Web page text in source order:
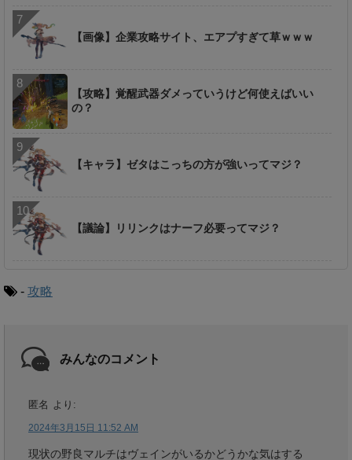
【画像】企業攻略サイト、エアプすぎて草ｗｗｗ
【攻略】覚醒武器ダメっていうけど何使えばいい
の？
【キャラ】ゼタはこっちの方が強いってマジ？
【議論】リリンクはナーフ必要ってマジ？
- 攻略
みんなのコメント
匿名 より:
2024年3月15日 11:52 AM
現状の野良マルチはヴェインがいるかどうかな気はする